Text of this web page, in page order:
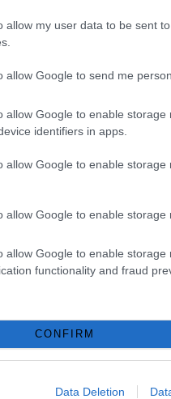
allow my user data to be sent
allow Google to send me
allow Google to enable
identifiers in apps.
allow Google to enable
allow Google to enable storage
allow Google to enable storage
functionality and fraud
CONFIRM
Data Deletion
Festa del
Foglianise
Benevento, è un evento
l’abbondante raccolto. È
0